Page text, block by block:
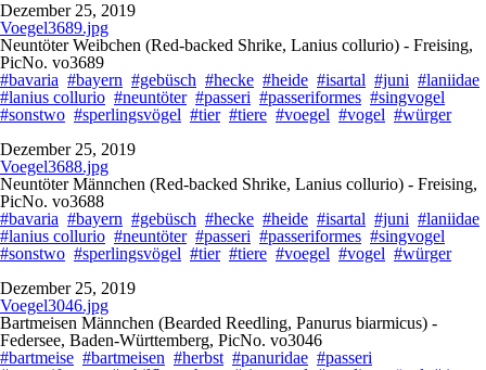
Dezember 25, 2019
Voegel3689.jpg
Neuntöter Weibchen (Red-backed Shrike, Lanius collurio) - Freising,
PicNo. vo3689
#bavaria #bayern #gebüsch #hecke #heide #isartal #juni #laniidae
#lanius collurio #neuntöter #passeri #passeriformes #singvogel
#sonstwo #sperlingsvögel #tier #tiere #voegel #vogel #würger
Dezember 25, 2019
Voegel3688.jpg
Neuntöter Männchen (Red-backed Shrike, Lanius collurio) - Freising,
PicNo. vo3688
#bavaria #bayern #gebüsch #hecke #heide #isartal #juni #laniidae
#lanius collurio #neuntöter #passeri #passeriformes #singvogel
#sonstwo #sperlingsvögel #tier #tiere #voegel #vogel #würger
Dezember 25, 2019
Voegel3046.jpg
Bartmeisen Männchen (Bearded Reedling, Panurus biarmicus) -
Federsee, Baden-Württemberg, PicNo. vo3046
#bartmeise #bartmeisen #herbst #panuridae #passeri